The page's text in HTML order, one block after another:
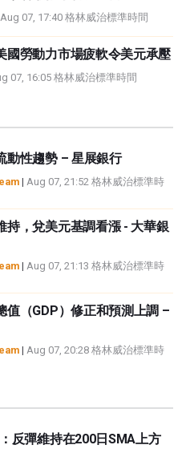
Aug 07, 17:40 格林威治標準時間
國勞動力市場疲軟令美元承壓
07, 16:05 格林威治標準時間
動性趨勢 – 星展銀行
| Aug 07, 21:52 格林威治標準時
持，兌美元基調看漲 - 大華銀
| Aug 07, 21:13 格林威治標準時
值（GDP）修正和預測上調 –
| Aug 07, 20:28 格林威治標準時
反彈維持在200日SMA上方